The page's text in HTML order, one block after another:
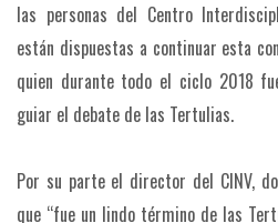
las personas del Centro
están dispuestas a continuar esta
quien durante todo el ciclo 2018
guiar el debate de las Tertulias.
Por su parte el director del CINV,
que “fue un lindo término de las